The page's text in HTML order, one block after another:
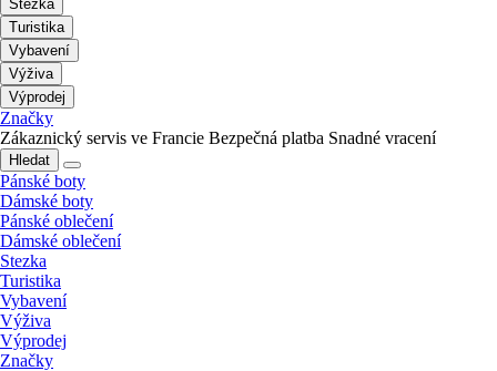
Stezka
Turistika
Vybavení
Výživa
Výprodej
Značky
Zákaznický servis ve Francie Bezpečná platba Snadné vracení
Hledat
Pánské boty
Dámské boty
Pánské oblečení
Dámské oblečení
Stezka
Turistika
Vybavení
Výživa
Výprodej
Značky